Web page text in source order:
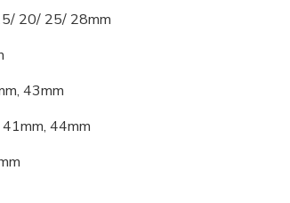
20/ 25/ 28mm
43mm
41mm, 44mm